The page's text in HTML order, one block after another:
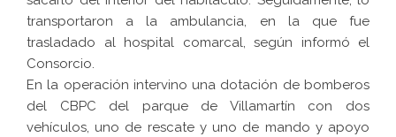
transportaron a la ambulancia, en la que fue
trasladado al hospital comarcal, según informó el
Consorcio.
En la operación intervino una dotación de bomberos
del CBPC del parque de Villamartín con dos
vehículos, uno de rescate y uno de mando y apoyo